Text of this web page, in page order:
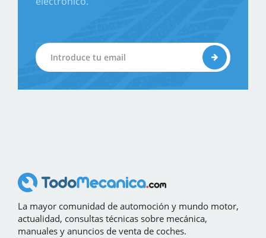
La mayor comunidad de automoción y mundo motor,
actualidad, consultas técnicas sobre mecánica,
manuales y anuncios de venta de coches.